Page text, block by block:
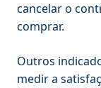
cancelar o
comprar.
Outros
medir a